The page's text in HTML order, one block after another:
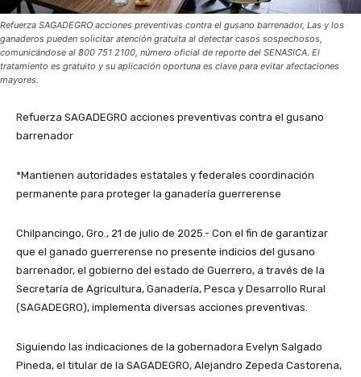
Refuerza SAGADEGRO acciones preventivas contra el gusano barrenador, Las y los
ganaderos pueden solicitar atención gratuita al detectar casos sospechosos,
comunicándose al 800 751 2100, número oficial de reporte del SENASICA. El
tratamiento es gratuito y su aplicación oportuna es clave para evitar afectaciones
mayores.
Refuerza SAGADEGRO acciones preventivas contra el gusano
barrenador
*Mantienen autoridades estatales y federales coordinación
permanente para proteger la ganadería guerrerense
Chilpancingo, Gro., 21 de julio de 2025.- Con el fin de garantizar
que el ganado guerrerense no presente indicios del gusano
barrenador, el gobierno del estado de Guerrero, a través de la
Secretaría de Agricultura, Ganadería, Pesca y Desarrollo Rural
(SAGADEGRO), implementa diversas acciones preventivas.
Siguiendo las indicaciones de la gobernadora Evelyn Salgado
Pineda, el titular de la SAGADEGRO, Alejandro Zepeda Castorena,